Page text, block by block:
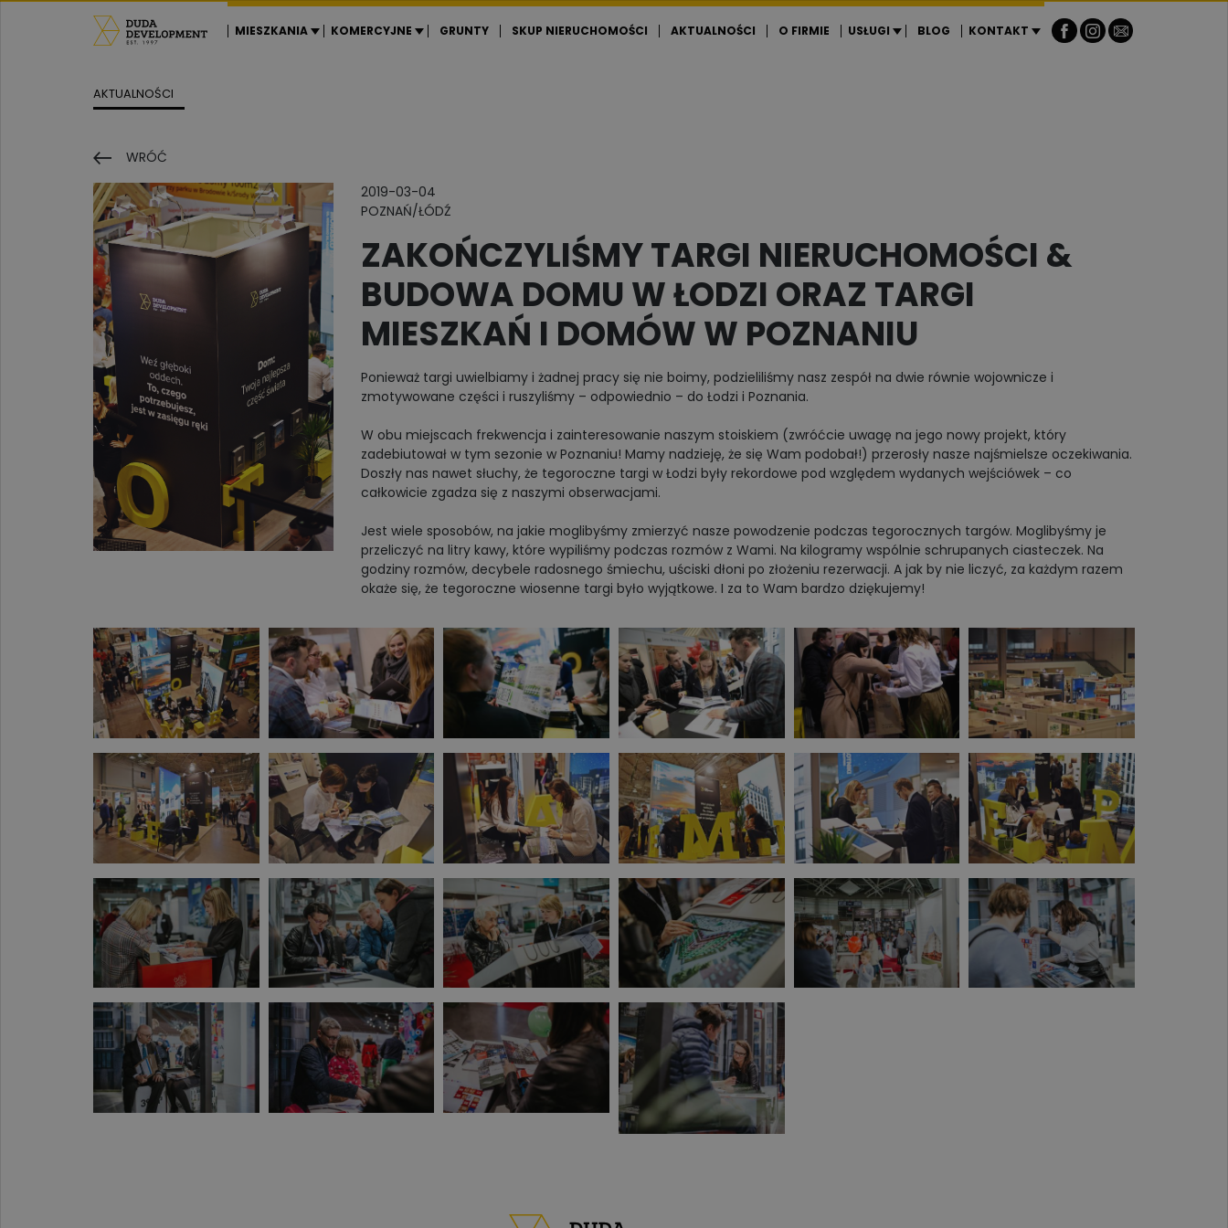
MIESZKANIA KOMERCYJNE GRUNTY SKUP NIERUCHOMOŚCI AKTUALNOŚCI O FIRMIE USŁUGI BLOG KONTAKT
AKTUALNOŚCI
WRÓĆ
2019-03-04
POZNAŃ/ŁÓDŹ
ZAKOŃCZYLIŚMY TARGI NIERUCHOMOŚCI &
BUDOWA DOMU W ŁODZI ORAZ TARGI
MIESZKAŃ I DOMÓW W POZNANIU
Ponieważ targi uwielbiamy i żadnej pracy się nie boimy, podzieliliśmy nasz zespół na dwie równie wojownicze i
zmotywowane części i ruszyliśmy – odpowiednio – do Łodzi i Poznania.
W obu miejscach frekwencja i zainteresowanie naszym stoiskiem (zwróćcie uwagę na jego nowy projekt, który
zadebiutował w tym sezonie w Poznaniu! Mamy nadzieję, że się Wam podobał!) przerosły nasze najśmielsze oczekiwania.
Doszły nas nawet słuchy, że tegoroczne targi w Łodzi były rekordowe pod względem wydanych wejściówek – co
całkowicie zgadza się z naszymi obserwacjami.
Jest wiele sposobów, na jakie moglibyśmy zmierzyć nasze powodzenie podczas tegorocznych targów. Moglibyśmy je
przeliczyć na litry kawy, które wypiliśmy podczas rozmów z Wami. Na kilogramy wspólnie schrupanych ciasteczek. Na
godziny rozmów, decybele radosnego śmiechu, uściski dłoni po złożeniu rezerwacji. A jak by nie liczyć, za każdym razem
okaże się, że tegoroczne wiosenne targi było wyjątkowe. I za to Wam bardzo dziękujemy!